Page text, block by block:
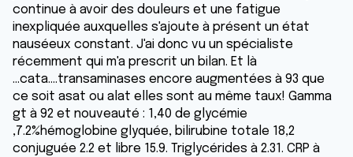
continue à avoir des douleurs et une fatigue
inexpliquée auxquelles s'ajoute à présent un état
nauséeux constant. J'ai donc vu un spécialiste
récemment qui m'a prescrit un bilan. Et là
...cata....transaminases encore augmentées à 93 que
ce soit asat ou alat elles sont au même taux! Gamma
gt à 92 et nouveauté : 1,40 de glycémie
,7.2%hémoglobine glyquée, bilirubine totale 18,2
conjuguée 2.2 et libre 15.9. Triglycérides à 2.31. CRP à